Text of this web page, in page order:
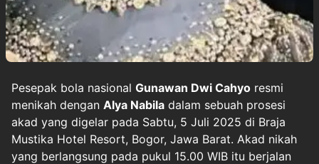
Pesepak bola nasional Gunawan Dwi Cahyo resmi
menikah dengan Alya Nabila dalam sebuah prosesi
akad yang digelar pada Sabtu, 5 Juli 2025 di Braja
Mustika Hotel Resort, Bogor, Jawa Barat. Akad nikah
yang berlangsung pada pukul 15.00 WIB itu berjalan